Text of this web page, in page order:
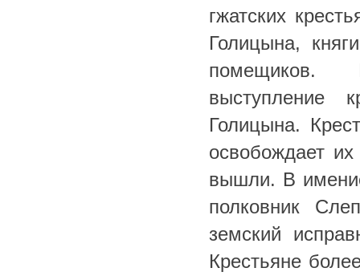
гжатских
Голицына,
помещиков.
выступление
Голицына.
освобождает
вышли. В
полковник
земский
Крестьяне